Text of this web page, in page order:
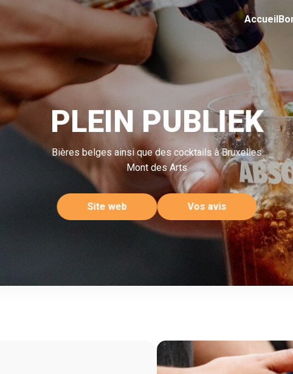
Accueil
PLEIN PUBLIEK
Bières belges ainsi que des cocktails à Bruxelles
Mont des Arts
Site web Vos avis